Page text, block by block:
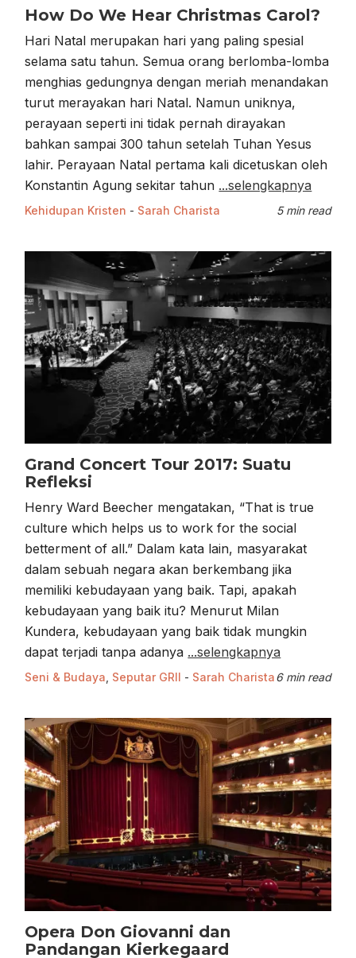
How Do We Hear Christmas Carol?
Hari Natal merupakan hari yang paling spesial
selama satu tahun. Semua orang berlomba-lomba
menghias gedungnya dengan meriah menandakan
turut merayakan hari Natal. Namun uniknya,
perayaan seperti ini tidak pernah dirayakan
bahkan sampai 300 tahun setelah Tuhan Yesus
lahir. Perayaan Natal pertama kali dicetuskan oleh
Konstantin Agung sekitar tahun ...selengkapnya
Kehidupan Kristen - Sarah Charista 5 min read
Grand Concert Tour 2017: Suatu
Refleksi
Henry Ward Beecher mengatakan, “That is true
culture which helps us to work for the social
betterment of all.” Dalam kata lain, masyarakat
dalam sebuah negara akan berkembang jika
memiliki kebudayaan yang baik. Tapi, apakah
kebudayaan yang baik itu? Menurut Milan
Kundera, kebudayaan yang baik tidak mungkin
dapat terjadi tanpa adanya ...selengkapnya
Seni & Budaya, Seputar GRII - Sarah Charista6 min read
Opera Don Giovanni dan
Pandangan Kierkegaard